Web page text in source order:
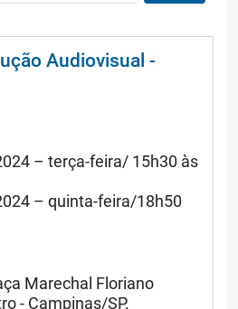
Audiovisual -
– terça-feira/ 15h30 às
– quinta-feira/18h50
Marechal Floriano
- Campinas/SP.